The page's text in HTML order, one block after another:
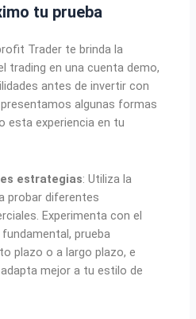
tu prueba
Trader te brinda la
trading en una cuenta demo,
antes de invertir con
algunas formas
esta experiencia en tu
estrategias: Utiliza la
probar diferentes
Experimenta con el
prueba
plazo o a largo plazo, e
mejor a tu estilo de